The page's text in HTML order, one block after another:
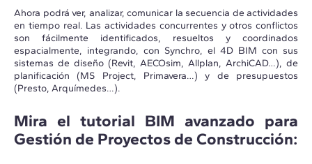
Ahora podrá ver, analizar, comunicar la secuencia de actividades
en tiempo real. Las actividades concurrentes y otros conflictos
son fácilmente identificados, resueltos y coordinados
espacialmente, integrando, con Synchro, el 4D BIM con sus
sistemas de diseño (Revit, AECOsim, Allplan, ArchiCAD…), de
planificación (MS Project, Primavera…) y de presupuestos
(Presto, Arquímedes…).
Mira el tutorial BIM avanzado para
Gestión de Proyectos de Construcción: